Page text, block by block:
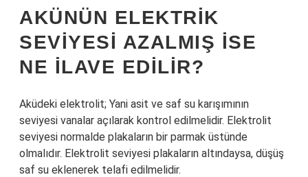
AKÜNÜN ELEKTRIK
SEVIYESI AZALMIŞ ISE
NE ILAVE EDILIR?
Aküdeki elektrolit; Yani asit ve saf su karışımının
seviyesi vanalar açılarak kontrol edilmelidir. Elektrolit
seviyesi normalde plakaların bir parmak üstünde
olmalıdır. Elektrolit seviyesi plakaların altındaysa, düşüş
saf su eklenerek telafi edilmelidir.